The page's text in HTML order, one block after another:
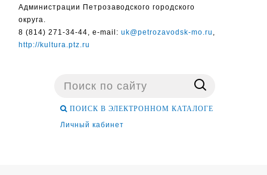
Администрации Петрозаводского городского
округа.
8 (814) 271-34-44, e-mail:uk@petrozavodsk-mo.ru ,
http://kultura.ptz.ru
Поиск
ПОИСК В ЭЛЕКТРОННОМ КАТАЛОГЕ
Личный кабинет